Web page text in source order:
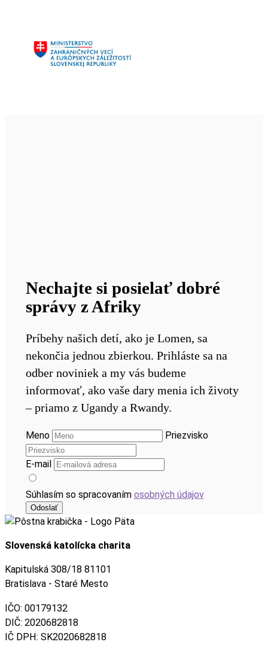
Nechajte si posielať dobré
správy z Afriky
Príbehy našich detí, ako je Lomen, sa
nekončia jednou zbierkou. Prihláste sa na
odber noviniek a my vás budeme
informovať, ako vaše dary menia ich životy
– priamo z Ugandy a Rwandy.
Meno Priezvisko
E-mail
Súhlasím so spracovaním osobných údajov
Slovenská katolícka charita
Kapitulská 308/18 81101
Bratislava - Staré Mesto
IČO: 00179132
DIČ: 2020682818
IČ DPH: SK2020682818